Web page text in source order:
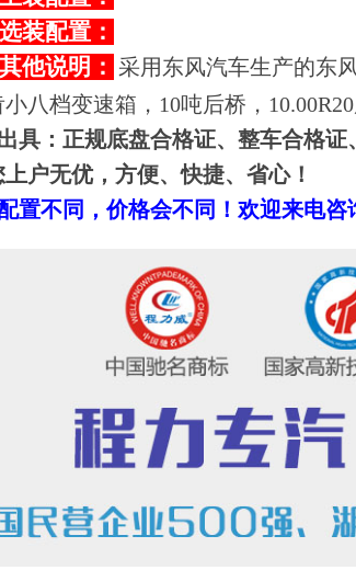
装配置：
他说明： 采用东风汽车生产的东
八档变速箱，10吨后桥，
具：正规底盘合格证、整车合格
户无优，方便、快捷、省心！
置不同，价格会不同！欢迎来电咨